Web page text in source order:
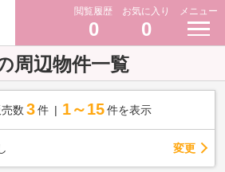
閲覧履歴
0
お気に入り
0
メニュー
周辺物件一覧
数 3 件 1～15 件を表示
変更